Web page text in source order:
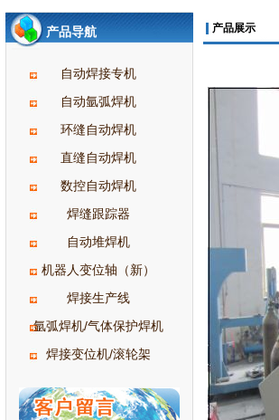
产品导航
自动焊接专机
自动氩弧焊机
环缝自动焊机
直缝自动焊机
数控自动焊机
焊缝跟踪器
自动堆焊机
机器人变位轴（新）
焊接生产线
氩弧焊机/气体保护焊机
焊接变位机/滚轮架
产品展示